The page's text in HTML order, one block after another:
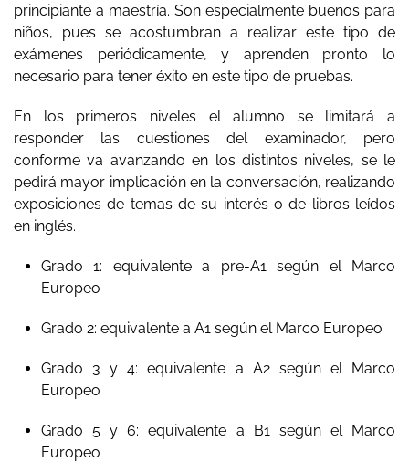
principiante a maestría. Son especialmente buenos para
niños, pues se acostumbran a realizar este tipo de
exámenes periódicamente, y aprenden pronto lo
necesario para tener éxito en este tipo de pruebas.
En los primeros niveles el alumno se limitará a
responder las cuestiones del examinador, pero
conforme va avanzando en los distintos niveles, se le
pedirá mayor implicación en la conversación, realizando
exposiciones de temas de su interés o de libros leídos
en inglés.
Grado 1: equivalente a pre-A1 según el Marco
Europeo
Grado 2: equivalente a A1 según el Marco Europeo
Grado 3 y 4: equivalente a A2 según el Marco
Europeo
Grado 5 y 6: equivalente a B1 según el Marco
Europeo